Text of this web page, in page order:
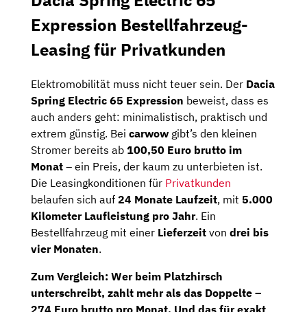
Expression Bestellfahrzeug-
Leasing für Privatkunden
Elektromobilität muss nicht teuer sein. Der Dacia
Spring Electric 65 Expression beweist, dass es
auch anders geht: minimalistisch, praktisch und
extrem günstig. Bei carwow gibt’s den kleinen
Stromer bereits ab 100,50 Euro brutto im
Monat – ein Preis, der kaum zu unterbieten ist.
Die Leasingkonditionen für Privatkunden
belaufen sich auf 24 Monate Laufzeit, mit 5.000
Kilometer Laufleistung pro Jahr. Ein
Bestellfahrzeug mit einer Lieferzeit von drei bis
vier Monaten.
Zum Vergleich: Wer beim Platzhirsch
unterschreibt, zahlt mehr als das Doppelte –
274 Euro brutto pro Monat. Und das für exakt